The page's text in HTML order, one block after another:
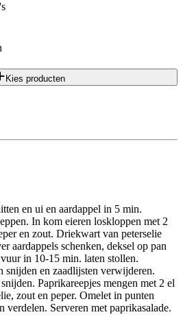
Kies producten
en ui en aardappel in 5 min.
In kom eieren loskloppen met 2
en zout. Driekwart van peterselie
aardappels schenken, deksel op pan
in 10-15 min. laten stollen.
snijden en zaadlijsten verwijderen.
Paprikareepjes mengen met 2 el
zout en peper. Omelet in punten
verdelen. Serveren met paprikasalade.